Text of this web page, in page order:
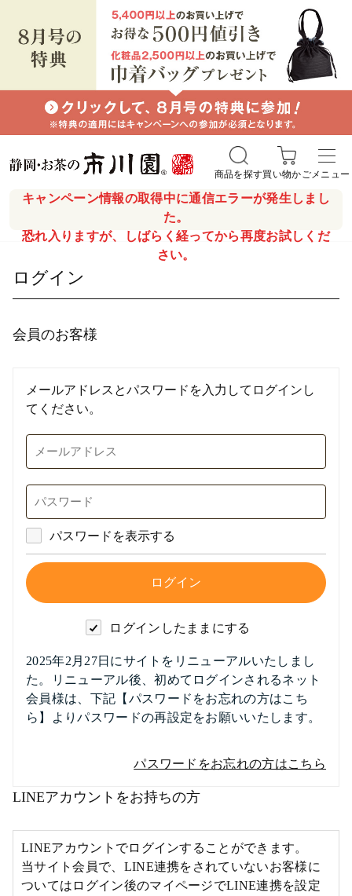
キャンペーン情報の取得中に通信エラーが発生しまし
た。
恐れ入りますが、しばらく経ってから再度お試しくだ
さい。
商品を探す買い物かごメニュー
ログイン
会員のお客様
メールアドレスとパスワードを入力してログインし
てください。
パスワードを表示する
ログインしたままにする
2025年2月27日にサイトをリニューアルいたしまし
た。リニューアル後、初めてログインされるネット
会員様は、下記【パスワードをお忘れの方はこち
ら】よりパスワードの再設定をお願いいたします。
パスワードをお忘れの方はこちら
LINEアカウントをお持ちの方
LINEアカウントでログインすることができます。
当サイト会員で、LINE連携をされていないお客様に
ついてはログイン後のマイページでLINE連携を設定